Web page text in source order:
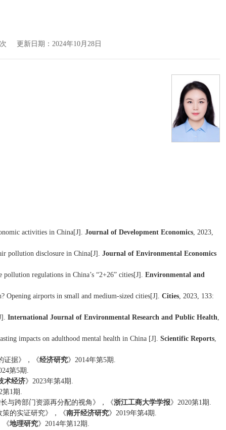
次 更新日期：2024年10月28日
activities in China[J]. Journal of Development Economics, 2023,
pollution disclosure in China[J]. Journal of Environmental Economics
regulations in China’s “2+26” cities[J]. Environmental and
Opening airports in small and medium-sized cities[J]. Cities, 2023, 133:
International Journal of Environmental Research and Public Health,
impacts on adulthood mental health in China [J]. Scientific Reports,
证据》，《经济研究》 2014年第5期 .
第5期 .
术经济》 2023年第4期 .
第1期 .
与跨部门资源再分配的视角 》，《浙江工商大学学报》 2020第1期 .
的实证研究》，《南开经济研究》 2019年第4期 .
《地理研究》 2014年第12期 .